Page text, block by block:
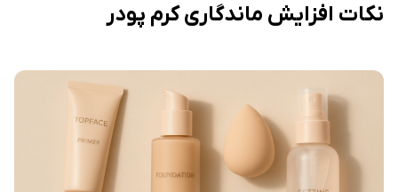
نکات افزایش ماندگاری کرم پودر